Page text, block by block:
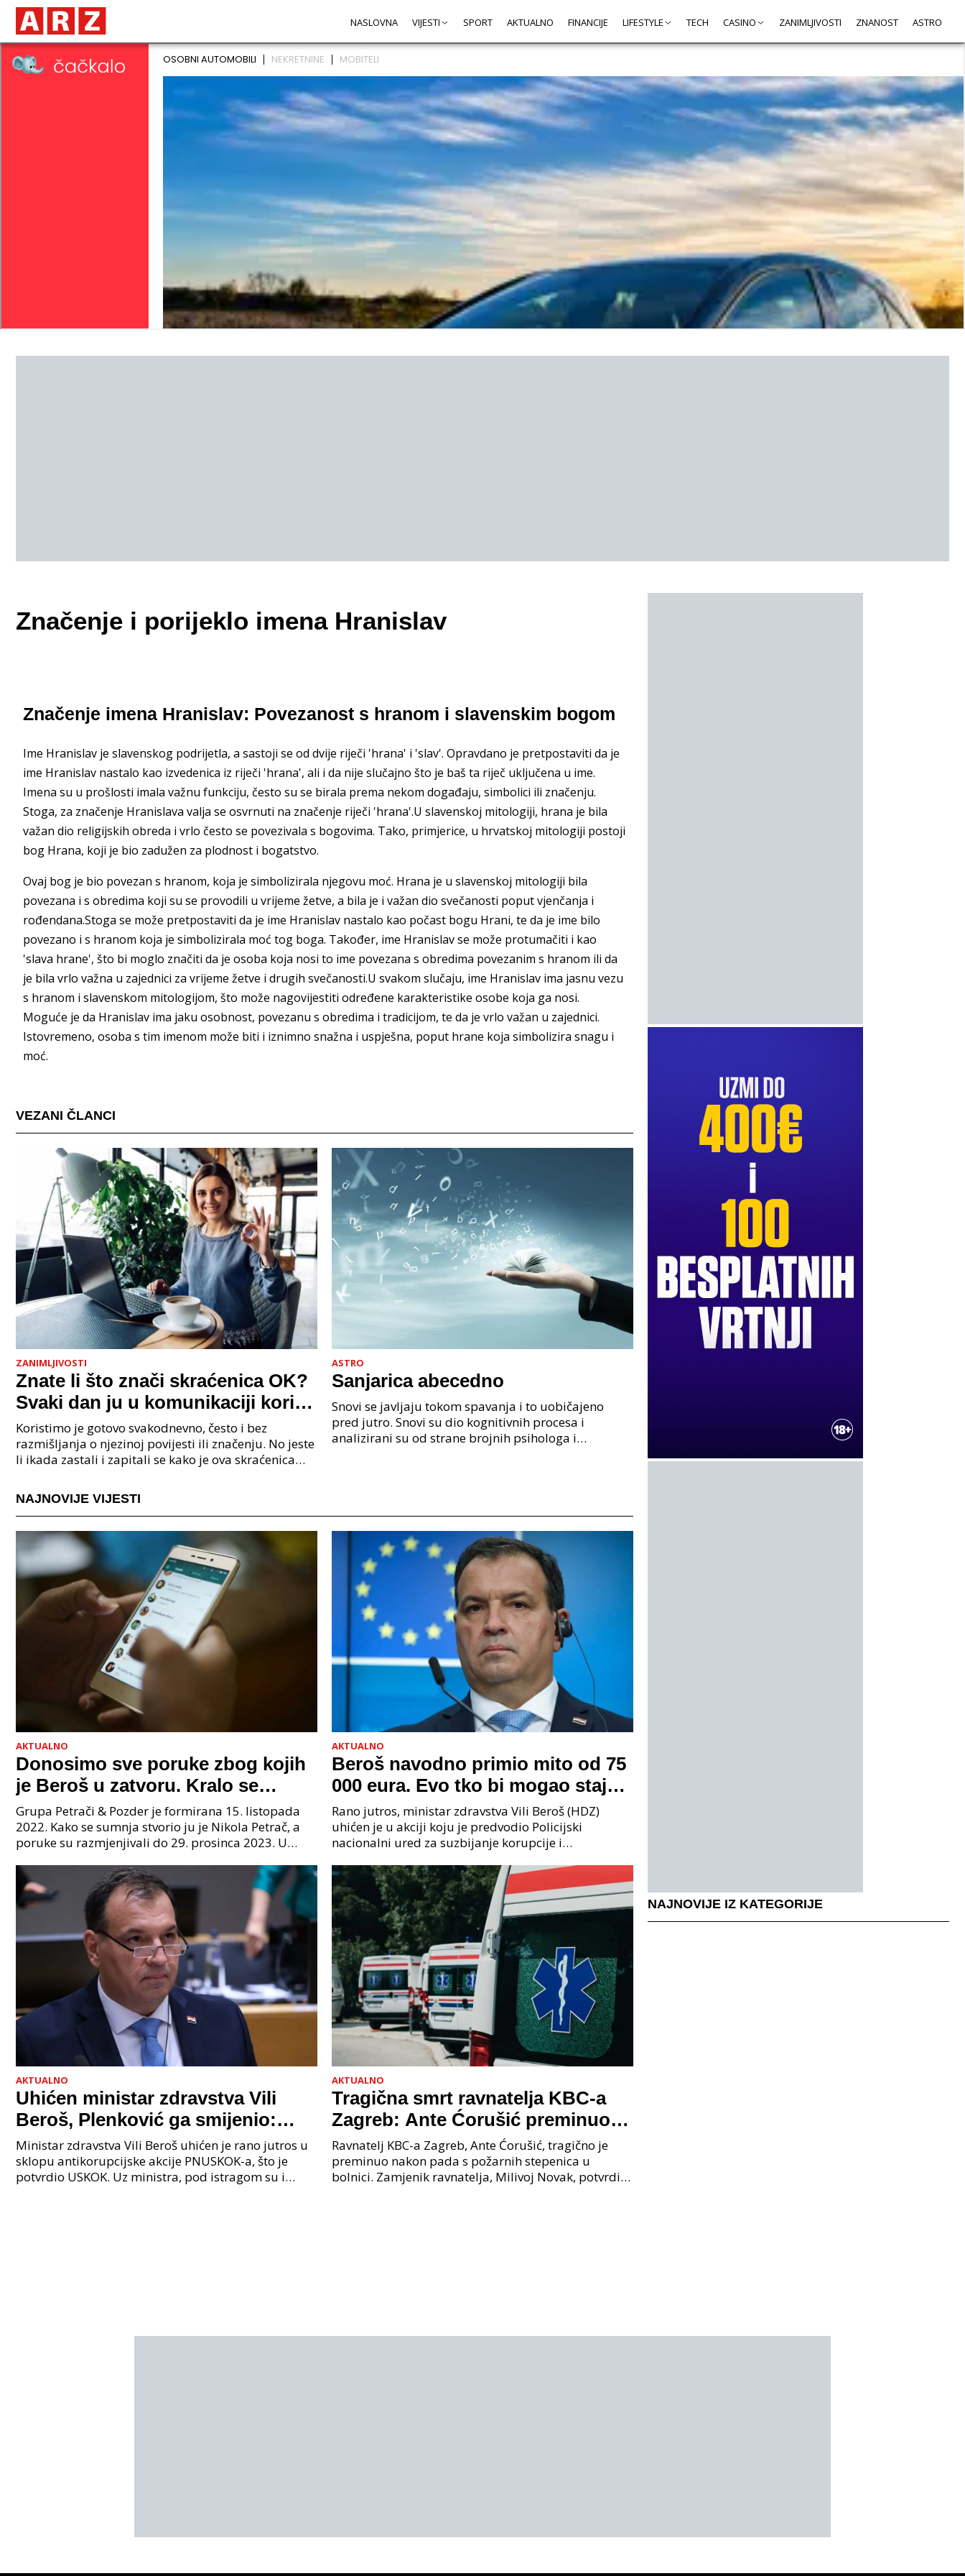
NASLOVNA VIJESTI SPORT AKTUALNO FINANCIJE LIFESTYLE TECH CASINO ZANIMLJIVOSTI ZNANOST ASTRO
Značenje i porijeklo imena Hranislav
Značenje imena Hranislav: Povezanost s hranom i slavenskim bogom
Ime Hranislav je slavenskog podrijetla, a sastoji se od dvije riječi 'hrana' i 'slav'. Opravdano je pretpostaviti da je
ime Hranislav nastalo kao izvedenica iz riječi 'hrana', ali i da nije slučajno što je baš ta riječ uključena u ime.
Imena su u prošlosti imala važnu funkciju, često su se birala prema nekom događaju, simbolici ili značenju.
Stoga, za značenje Hranislava valja se osvrnuti na značenje riječi 'hrana'.U slavenskoj mitologiji, hrana je bila
važan dio religijskih obreda i vrlo često se povezivala s bogovima. Tako, primjerice, u hrvatskoj mitologiji postoji
bog Hrana, koji je bio zadužen za plodnost i bogatstvo.
Ovaj bog je bio povezan s hranom, koja je simbolizirala njegovu moć. Hrana je u slavenskoj mitologiji bila
povezana i s obredima koji su se provodili u vrijeme žetve, a bila je i važan dio svečanosti poput vjenčanja i
rođendana.Stoga se može pretpostaviti da je ime Hranislav nastalo kao počast bogu Hrani, te da je ime bilo
povezano i s hranom koja je simbolizirala moć tog boga. Također, ime Hranislav se može protumačiti i kao
'slava hrane', što bi moglo značiti da je osoba koja nosi to ime povezana s obredima povezanim s hranom ili da
je bila vrlo važna u zajednici za vrijeme žetve i drugih svečanosti.U svakom slučaju, ime Hranislav ima jasnu vezu
s hranom i slavenskom mitologijom, što može nagovijestiti određene karakteristike osobe koja ga nosi.
Moguće je da Hranislav ima jaku osobnost, povezanu s obredima i tradicijom, te da je vrlo važan u zajednici.
Istovremeno, osoba s tim imenom može biti i iznimno snažna i uspješna, poput hrane koja simbolizira snagu i
moć.
VEZANI ČLANCI
ZANIMLJIVOSTI
Znate li što znači skraćenica OK?
Svaki dan ju u komunikaciji koristi
cijeli svijet.
Koristimo je gotovo svakodnevno, često i bez
razmišljanja o njezinoj povijesti ili značenju. No jeste
li ikada zastali i zapitali se kako je ova skraćenica
ASTRO
Sanjarica abecedno
Snovi se javljaju tokom spavanja i to uobičajeno
pred jutro. Snovi su dio kognitivnih procesa i
analizirani su od strane brojnih psihologa i
NAJNOVIJE VIJESTI
AKTUALNO
Donosimo sve poruke zbog kojih
je Beroš u zatvoru. Kralo se
godinama. Tko će iz vlade biti
sljedeći uhićen?
Grupa Petrači & Pozder je formirana 15. listopada
2022. Kako se sumnja stvorio ju je Nikola Petrač, a
poruke su razmjenjivali do 29. prosinca 2023. U
AKTUALNO
Beroš navodno primio mito od 75
000 eura. Evo tko bi mogao stajati
na čelu zločinačkog udruženja
Rano jutros, ministar zdravstva Vili Beroš (HDZ)
uhićen je u akciji koju je predvodio Policijski
nacionalni ured za suzbijanje korupcije i
priopćenju USKOK
AKTUALNO
Uhićen ministar zdravstva Vili
Beroš, Plenković ga smijenio:
Istraga USKOK-a zbog korupcije
Ministar zdravstva Vili Beroš uhićen je rano jutros u
sklopu antikorupcijske akcije PNUSKOK-a, što je
potvrdio USKOK. Uz ministra, pod istragom su i
AKTUALNO
Tragična smrt ravnatelja KBC-a
Zagreb: Ante Ćorušić preminuo
nakon pada u bolnici, policija na
mjestu događaja
Ravnatelj KBC-a Zagreb, Ante Ćorušić, tragično je
preminuo nakon pada s požarnih stepenica u
bolnici. Zamjenik ravnatelja, Milivoj Novak, potvrdio
NAJNOVIJE IZ KATEGORIJE